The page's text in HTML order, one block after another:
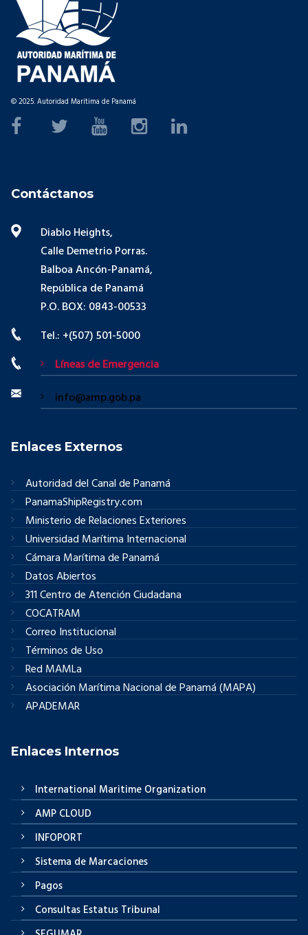
© 2025. Autoridad Marítima de Panamá
Contáctanos
Diablo Heights,
Calle Demetrio Porras.
Balboa Ancón-Panamá,
República de Panamá
P.O. BOX: 0843-00533
Tel.: +(507) 501-5000
Líneas de Emergencia
info@amp.gob.pa
Enlaces Externos
Autoridad del Canal de Panamá
PanamaShipRegistry.com
Ministerio de Relaciones Exteriores
Universidad Marítima Internacional
Cámara Marítima de Panamá
Datos Abiertos
311 Centro de Atención Ciudadana
COCATRAM
Correo Institucional
Términos de Uso
Red MAMLa
Asociación Marítima Nacional de Panamá (MAPA)
APADEMAR
Enlaces Internos
International Maritime Organization
AMP CLOUD
INFOPORT
Sistema de Marcaciones
Pagos
Consultas Estatus Tribunal